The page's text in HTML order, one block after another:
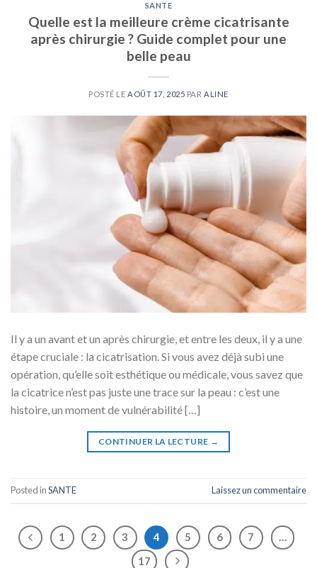
SANTE
Quelle est la meilleure crème cicatrisante
après chirurgie ? Guide complet pour une
belle peau
POSTÉ LEAOÛT 17, 2025 PARALINE
Il y a un avant et un après chirurgie, et entre les deux, il y a une
étape cruciale : la cicatrisation. Si vous avez déjà subi une
opération, qu’elle soit esthétique ou médicale, vous savez que
la cicatrice n’est pas juste une trace sur la peau : c’est une
histoire, un moment de vulnérabilité […]
CONTINUER LA LECTURE →
Posted inSANTE Laissez un commentaire
1 2 3 4 5 6 7
…
17